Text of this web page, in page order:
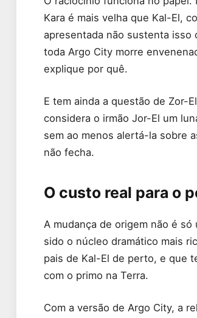
Kara é mais velha que Kal-El,
apresentada não sustenta isso
toda Argo City morre
explique por quê.
E tem ainda a questão de Zor-
considera o irmão Jor-El um
sem ao menos alertá-la sobre
não fecha.
O custo real para o
A mudança de origem não é
sido o núcleo dramático mais
pais de Kal-El de perto, e que
com o primo na Terra.
Com a versão de Argo City, a